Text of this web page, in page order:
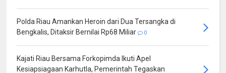
Polda Riau Amankan Heroin dari Dua Tersangka di
Bengkalis, Ditaksir Bernilai Rp68 Miliar
0
Kajati Riau Bersama Forkopimda Ikuti Apel
Kesiapsiagaan Karhutla, Pemerintah Tegaskan